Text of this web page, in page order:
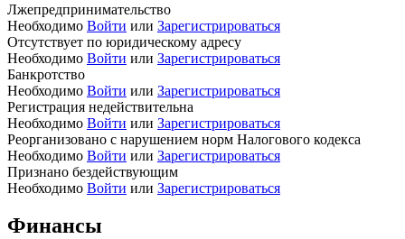
Лжепредпринимательство
Необходимо Войти или Зарегистрироваться
Отсутствует по юридическому адресу
Необходимо Войти или Зарегистрироваться
Банкротство
Необходимо Войти или Зарегистрироваться
Регистрация недействительна
Необходимо Войти или Зарегистрироваться
Реорганизовано с нарушением норм Налогового кодекса
Необходимо Войти или Зарегистрироваться
Признано бездействующим
Необходимо Войти или Зарегистрироваться
Финансы